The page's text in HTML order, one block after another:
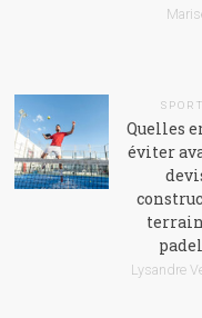
Quelles
éviter
Lysandre